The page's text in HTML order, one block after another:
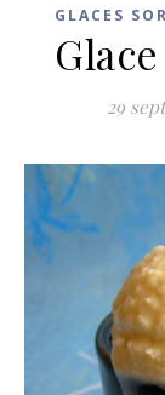
GLACES
29